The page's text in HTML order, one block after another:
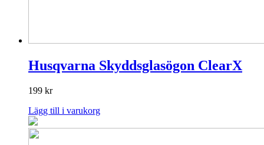
Husqvarna Skyddsglasögon ClearX
199 kr
Lägg till i varukorg